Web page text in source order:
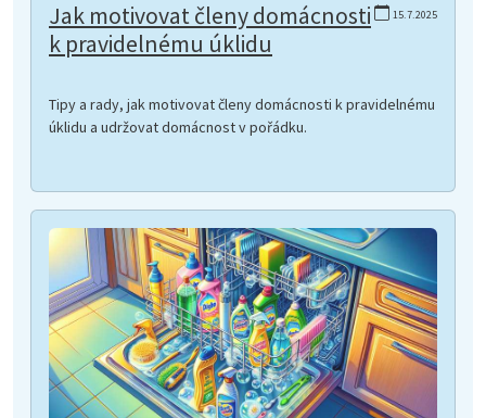
15.7.2025
Jak motivovat členy domácnosti
k pravidelnému úklidu
Tipy a rady, jak motivovat členy domácnosti k pravidelnému
úklidu a udržovat domácnost v pořádku.